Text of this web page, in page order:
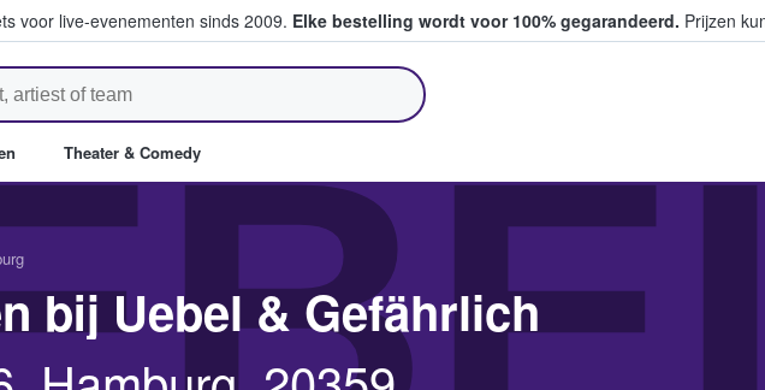
voor live-evenementen sinds 2009. Elke bestelling wordt voor 100% gegarandeerd. Prijzen
tickets kopen en verkopen
Theater & Comedy
bij Uebel & Gefährlich